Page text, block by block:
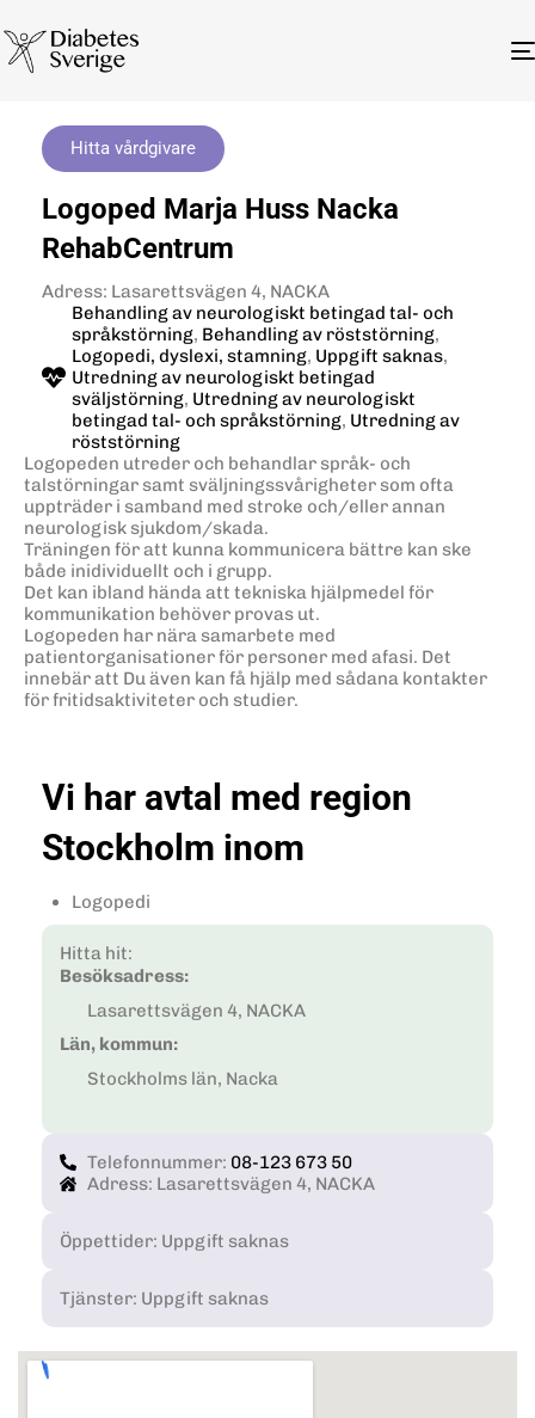
Hitta vårdgivare
Logoped Marja Huss Nacka
RehabCentrum
Adress: Lasarettsvägen 4, NACKA
Behandling av neurologiskt betingad tal- och
språkstörning, Behandling av röststörning,
Logopedi, dyslexi, stamning, Uppgift saknas,
Utredning av neurologiskt betingad
sväljstörning, Utredning av neurologiskt
betingad tal- och språkstörning, Utredning av
röststörning
Logopeden utreder och behandlar språk- och
talstörningar samt sväljningssvårigheter som ofta
uppträder i samband med stroke och/eller annan
neurologisk sjukdom/skada.
Träningen för att kunna kommunicera bättre kan ske
både inidividuellt och i grupp.
Det kan ibland hända att tekniska hjälpmedel för
kommunikation behöver provas ut.
Logopeden har nära samarbete med
patientorganisationer för personer med afasi. Det
innebär att Du även kan få hjälp med sådana kontakter
för fritidsaktiviteter och studier.
Vi har avtal med region
Stockholm inom
Logopedi
Hitta hit:
Besöksadress:
Lasarettsvägen 4, NACKA
Län, kommun:
Stockholms län, Nacka
Telefonnummer: 08-123 673 50
Adress: Lasarettsvägen 4, NACKA
Öppettider: Uppgift saknas
Tjänster: Uppgift saknas